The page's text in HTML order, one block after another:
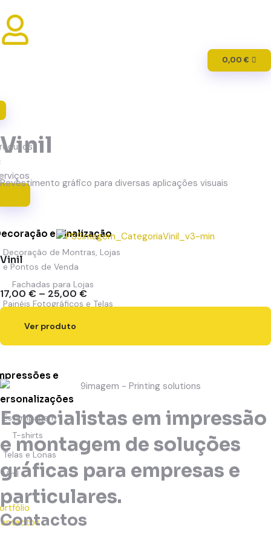
0,00€
e Sinalização
Decoração de Montras, Lojas
e Pontos de Venda
Fachadas para Lojas
Painéis Fotográficos e Telas
e
Estampagem
T-shirts
Telas e Lonas
Vinil
Vinil
Revestimento gráfico para diversas aplicações visuais
Vinil
17,00 € – 25,00 €
Ver produto
Especialistas em impressão
e montagem de soluções
gráficas para empresas e
particulares.
Contactos